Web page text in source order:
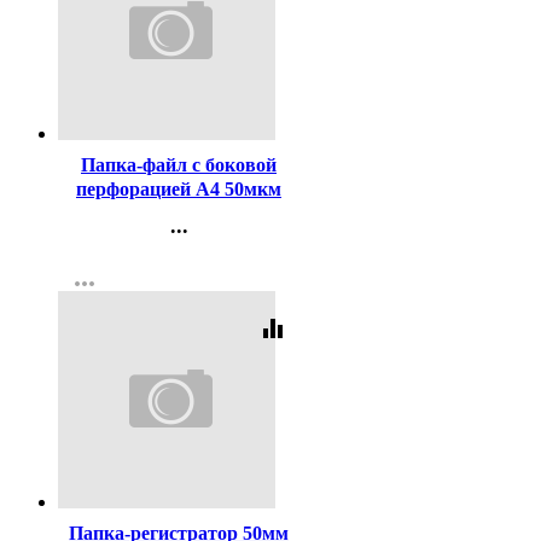
Папка-файл с боковой
перфорацией А4 50мкм
100шт./уп.
...
Регистрация
more_horiz
equalizer
Папка-регистратор 50мм